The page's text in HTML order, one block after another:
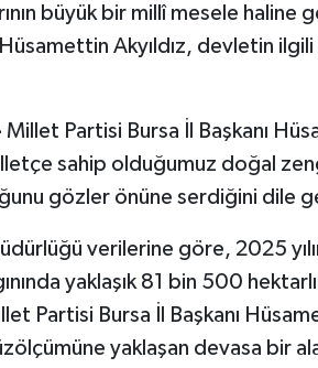
büyük bir millî mesele
Hüsamettin Akyıldız, devletin
Millet Partisi Bursa İl Başkanı
sahip olduğumuz doğal
gözler önüne serdiğini dile
verilerine göre, 2025
yaklaşık 81 bin 500
Partisi Bursa İl Başkanı
yaklaşan devasa bir